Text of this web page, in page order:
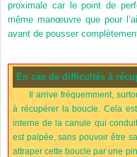
proximale car le point de
même manœuvre que pour
avant de pousser
En cas de difficultés à
Il arrive fréquemment,
à récupérer la boucle. Cela
interne de la canule qui
est palpée, sans pouvoir être
attraper cette boucle par une